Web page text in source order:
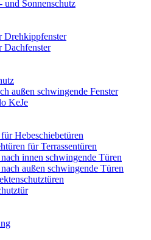
und Sonnenschutz
Drehkippfenster
Dachfenster
außen schwingende Fenster
KeJe
Hebeschiebetüren
für Terrassentüren
innen schwingende Türen
außen schwingende Türen